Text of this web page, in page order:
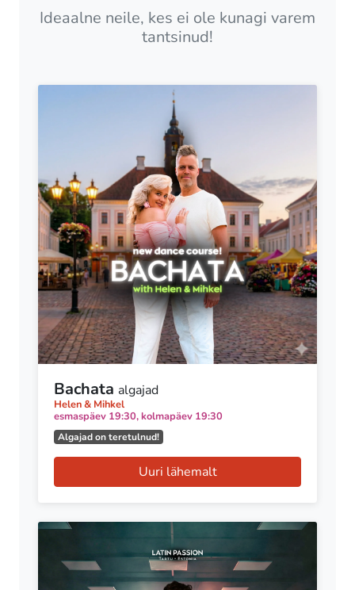
Ideaalne neile, kes ei ole kunagi varem
tantsinud!
Bachata algajad
Helen & Mihkel
esmaspäev 19:30, kolmapäev 19:30
Algajad on teretulnud!
Uuri lähemalt